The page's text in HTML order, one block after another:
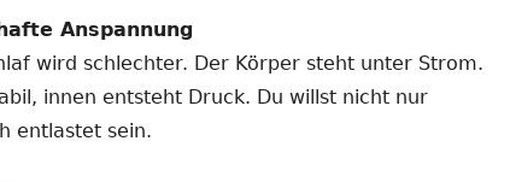
Anspannung
wird schlechter. Der Körper steht unter Strom.
innen entsteht Druck. Du willst nicht nur
entlastet sein.